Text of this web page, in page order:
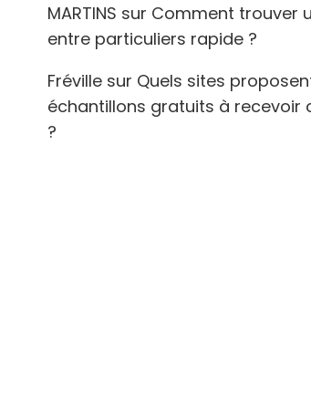
MARTINS sur Comment trouver
entre particuliers rapide ?
Fréville sur Quels sites
échantillons gratuits à recevoir
?